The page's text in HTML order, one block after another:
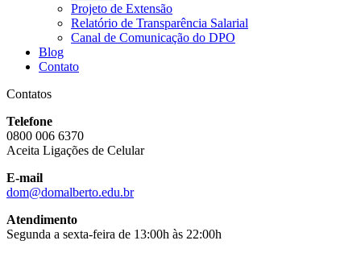
Projeto de Extensão
Relatório de Transparência Salarial
Canal de Comunicação do DPO
Blog
Contato
Contatos
Telefone
0800 006 6370
Aceita Ligações de Celular
E-mail
dom@domalberto.edu.br
Atendimento
Segunda a sexta-feira de 13:00h às 22:00h